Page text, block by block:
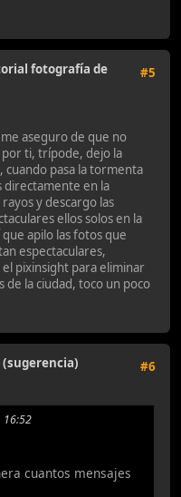
#5
fotografía de
aseguro de que no
por ti, trípode, dejo la
cuando pasa la tormenta
directamente en la
y descargo las
ellos solos en la
apilo las fotos que
espectaculares,
pixinsight para eliminar
de la ciudad, toco un poco
#6
(sugerencia)
16:52
cuantos mensajes